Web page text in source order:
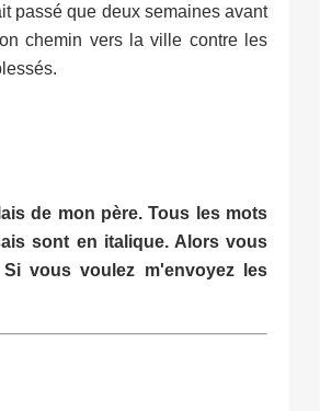
passé que deux semaines avant
chemin vers la ville contre les
de mon père. Tous les mots
sont en italique. Alors vous
vous voulez m'envoyez les